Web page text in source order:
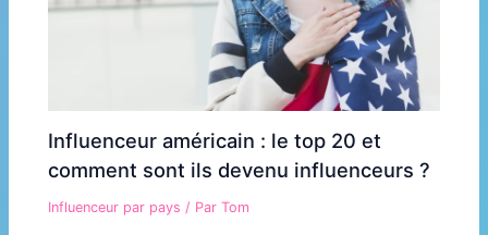
Influenceur américain : le top 20 et
comment sont ils devenu influenceurs ?
Influenceur par pays / ParTom